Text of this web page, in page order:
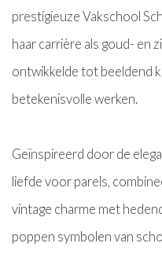
prestigieuze Vakschool
haar carrière als goud- en
ontwikkelde tot beeldend
betekenisvolle werken.
Geïnspireerd door de
liefde voor parels,
vintage charme met
poppen symbolen van